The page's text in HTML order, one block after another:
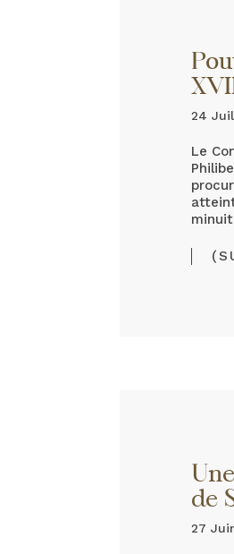
24
Le
de
27